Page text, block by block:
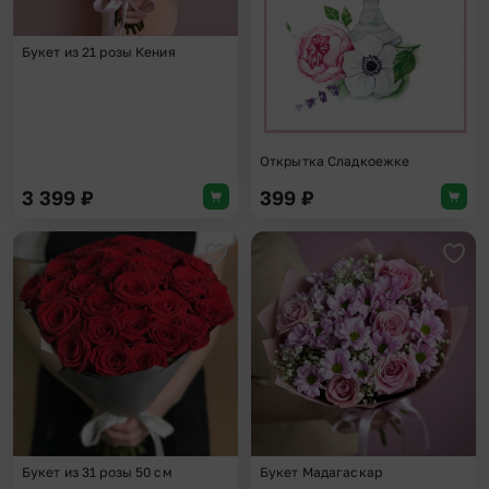
Букет из 21 розы Кения
3 399 ₽
Открытка Сладкоежке
399 ₽
Добавить в избранное
Букет из 31 розы 50 см Букет Мадагаскар